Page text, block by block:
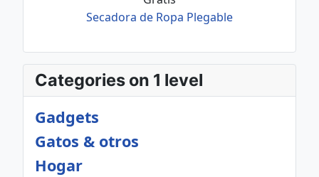
Secadora de Ropa Plegable
Categories on 1 level
Gadgets
Gatos & otros
Hogar